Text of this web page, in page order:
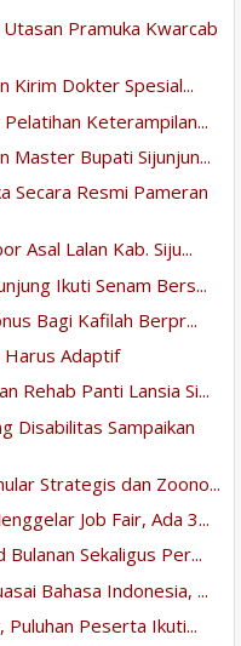
Pramuka Kwarcab
Kirim Dokter Spesial...
Keterampilan...
Master Bupati Sijunjun...
Secara Resmi Pameran
Asal Lalan Kab. Siju...
Ikuti Senam Bers...
Bagi Kafilah Berpr...
Harus Adaptif
Rehab Panti Lansia Si...
Disabilitas Sampaikan
Strategis dan Zoono...
Job Fair, Ada 3...
Sekaligus Per...
Bahasa Indonesia, ...
Puluhan Peserta Ikuti...